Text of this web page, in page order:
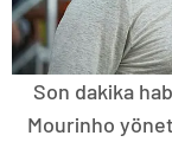
Son dakika
Mourinho